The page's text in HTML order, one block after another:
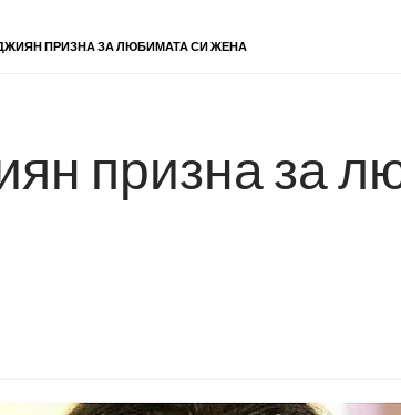
ПРИЗНА ЗА ЛЮБИМАТА СИ ЖЕНА
призна за